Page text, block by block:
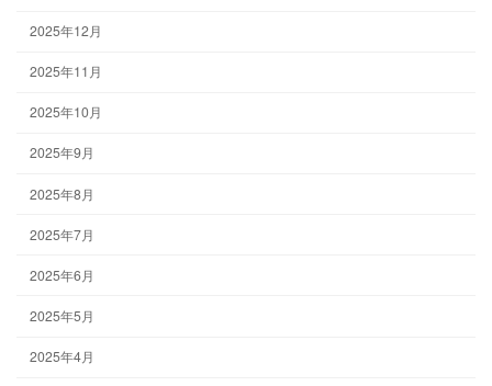
2025年12月
2025年11月
2025年10月
2025年9月
2025年8月
2025年7月
2025年6月
2025年5月
2025年4月